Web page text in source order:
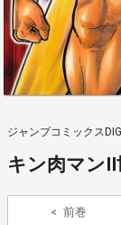
ジャンプコミックス
キン肉マン
前巻